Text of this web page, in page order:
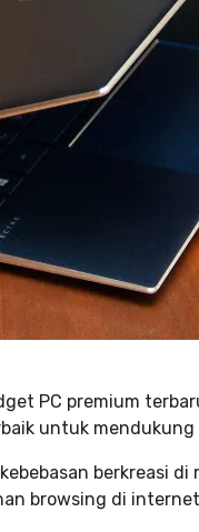
PC premium
untuk
berkreasi
browsing di